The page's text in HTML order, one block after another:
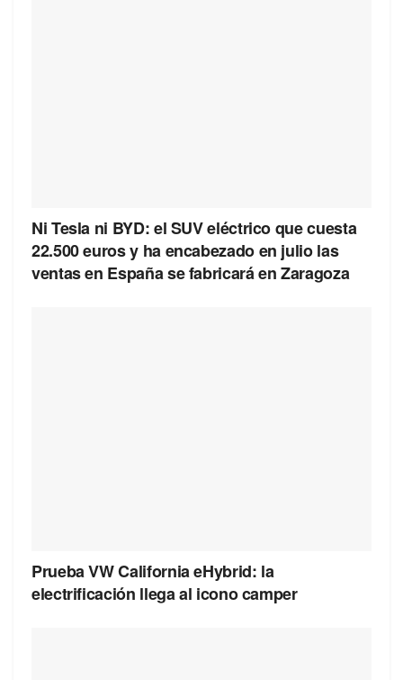
Ni Tesla ni BYD: el SUV eléctrico que cuesta
22.500 euros y ha encabezado en julio las
ventas en España se fabricará en Zaragoza
Prueba VW California eHybrid: la
electrificación llega al icono camper